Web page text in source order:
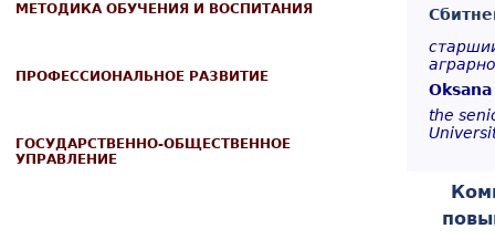
the
МЕТОДИКА ОБУЧЕНИЯ И ВОСПИТАНИЯ
ПРОФЕССИОНАЛЬНОЕ РАЗВИТИЕ
ГОСУДАРСТВЕННО-ОБЩЕСТВЕННОЕ
УПРАВЛЕНИЕ